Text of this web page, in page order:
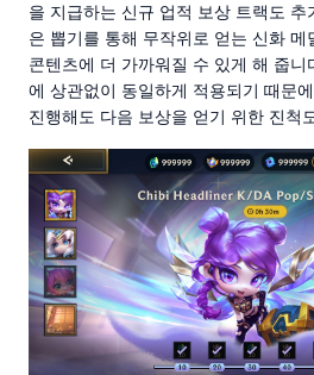
을 지급하는 신규 업적 보상 트랙도 추
은 뽑기를 통해 무작위로 얻는 신화 메
콘텐츠에 더 가까워질 수 있게 해 줍니
에 상관없이 동일하게 적용되기 때문
진행해도 다음 보상을 얻기 위한 진척